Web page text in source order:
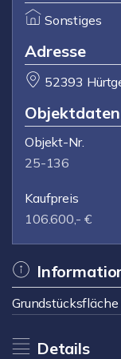
Sonstiges
Adresse
52393
Objektdaten
Objekt-Nr.
25-136
Kaufpreis
106.600,- €
Grundstücksfläche
Details